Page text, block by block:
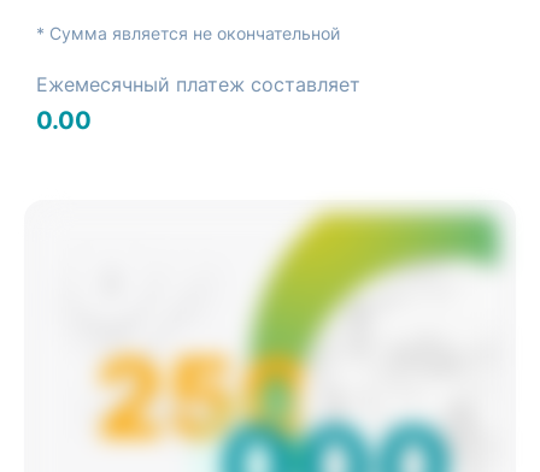
* Сумма является не окончательной
Ежемесячный платеж составляет
0.00